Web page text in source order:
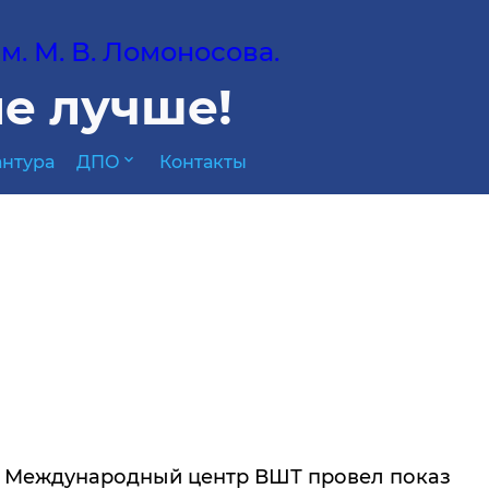
М. В. Ломоносова.
лучше!
ДПО expand_more Контакты
Международный центр ВШТ провел показ